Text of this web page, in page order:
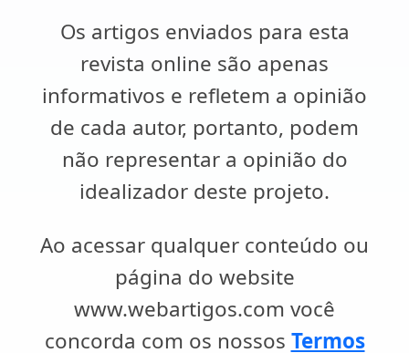
Os artigos enviados para esta
revista online são apenas
informativos e refletem a opinião
de cada autor, portanto, podem
não representar a opinião do
idealizador deste projeto.
Ao acessar qualquer conteúdo ou
página do website
www.webartigos.com você
concorda com os nossos Termos